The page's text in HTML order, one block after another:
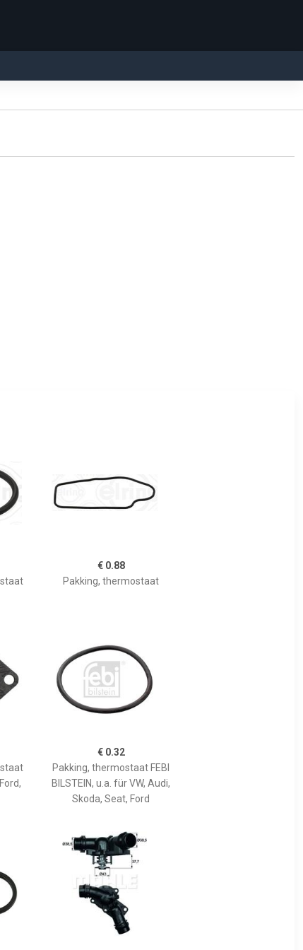
€ 0.88
Pakking, thermostaat
€ 0.32
Pakking, thermostaat FEBI
BILSTEIN, u.a. für VW, Audi,
Skoda, Seat, Ford